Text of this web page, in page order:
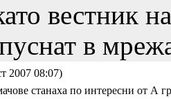
вестник
в
2007 08:07)
станаха по интересни от А